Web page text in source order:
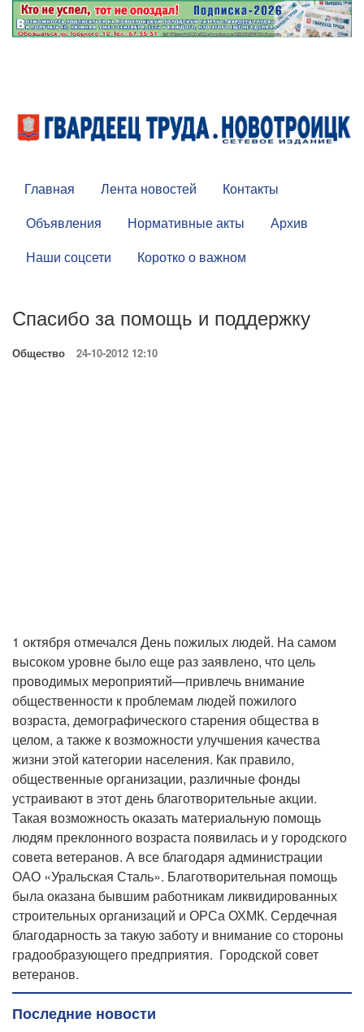
Главная Лента новостей
Контакты
Объявления
Нормативные акты
Архив
Наши соцсети
Коротко о важном
Спасибо за помощь и поддержку
Общество 24-10-2012 12:10
1 октября отмечался День пожилых людей. На самом
высоком уровне было еще раз заявлено, что цель
проводимых мероприятий—привлечь внимание
общественности к проблемам людей пожилого
возраста, демографического старения общества в
целом, а также к возможности улучшения качества
жизни этой категории населения. Как правило,
общественные организации, различные фонды
устраивают в этот день благотворительные акции.
Такая возможность оказать материальную помощь
людям преклонного возраста появилась и у городского
совета ветеранов. А все благодаря администрации
ОАО «Уральская Сталь». Благотворительная помощь
была оказана бывшим работникам ликвидированных
строительных организаций и ОРСа ОХМК. Сердечная
благодарность за такую заботу и внимание со стороны
градообразующего предприятия. Городской совет
ветеранов.
Последние новости